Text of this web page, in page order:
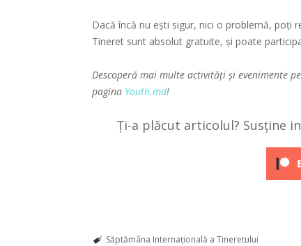
Dacă încă nu ești sigur, nici o problemă, poți
Tineret sunt absolut gratuite, și poate
Descoperă mai multe activități și evenimente
pagina Youth.md!
Ți-a plăcut articolul? Susține
Săptămâna Internațională a Tineretului